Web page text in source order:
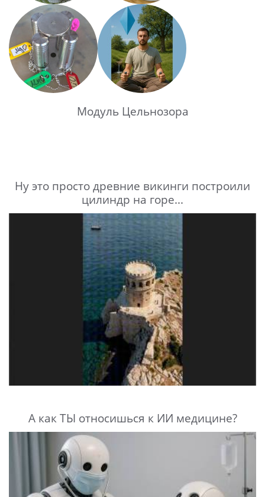
Модуль Цельнозора
Ну это просто древние викинги построили
цилиндр на горе...
А как ТЫ относишься к ИИ медицине?